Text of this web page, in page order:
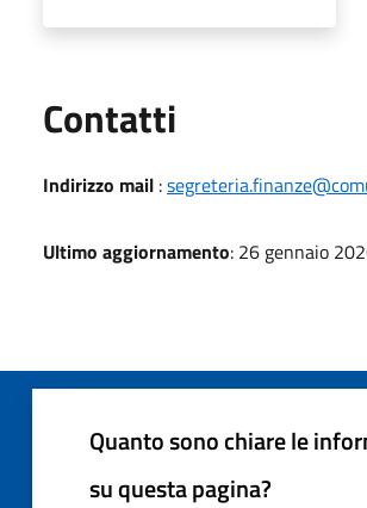
Contatti
Indirizzo mail :
Ultimo aggiornamento: 26 gennaio
Quanto sono chiare le
su questa pagina?